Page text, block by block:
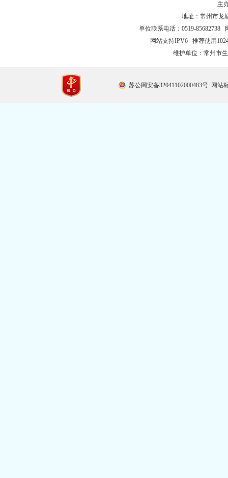
主
地址：常州市龙
单位联系电话：0519-85682738
网站支持IPV6 推荐使用
维护单位：常州市
苏公网安备32041102000483号 网站